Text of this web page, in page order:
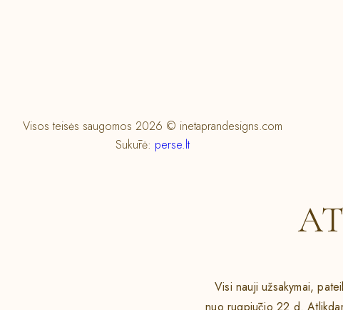
Visos teisės saugomos 2026 © inetaprandesigns.com
Sukūrė: perse.lt
Visi nauji užsakymai,
nuo rugpjūčio 22 d.